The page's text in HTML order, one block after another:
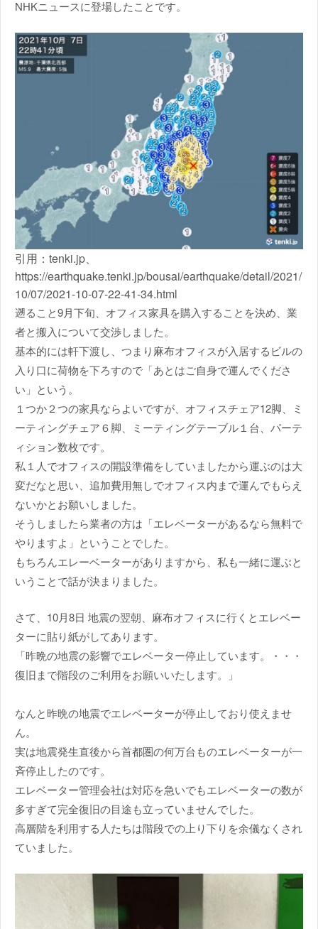
NHKニュースに登場したことです。
引用：tenki.jp、
https://earthquake.tenki.jp/bousai/earthquake/detail/2021/
10/07/2021-10-07-22-41-34.html
遡ること9月下旬、オフィス家具を購入することを決め、業
者と搬入について交渉しました。
基本的には軒下渡し、つまり麻布オフィスが入居するビルの
入り口に荷物を下ろすので「あとはご自身で運んでくださ
い」という。
１つか２つの家具ならよいですが、オフィスチェア12脚、ミ
ーティングチェア６脚、ミーティングテーブル１台、パーテ
ィション数枚です。
私１人でオフィスの開設準備をしていましたから運ぶのは大
変だなと思い、追加費用無しでオフィス内まで運んでもらえ
ないかとお願いしました。
そうしましたら業者の方は「エレベーターがあるなら無料で
やりますよ」ということでした。
もちろんエレーベーターがありますから、私も一緒に運ぶと
いうことで話が決まりました。
さて、10月8日 地震の翌朝、麻布オフィスに行くとエレベー
ターに貼り紙がしてあります。
「昨晩の地震の影響でエレベーター停止しています。・・・
復旧まで階段のご利用をお願いいたします。」
なんと昨晩の地震でエレベーターが停止しており使えませ
ん。
実は地震発生直後から首都圏の何万台ものエレベーターが一
斉停止したのです。
エレベーター管理会社は対応を急いでもエレベーターの数が
多すぎて完全復旧の目途も立っていませんでした。
高層階を利用する人たちは階段での上り下りを余儀なくされ
ていました。